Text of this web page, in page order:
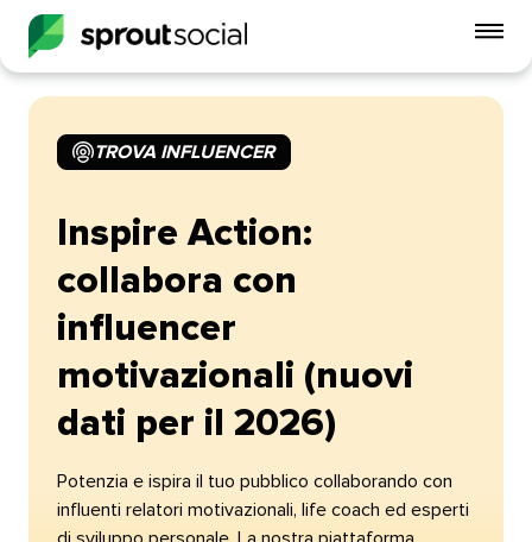
TROVA INFLUENCER​​
Inspire Action:
collabora con
influencer
motivazionali (nuovi
dati per il 2026)​​
Potenzia e ispira il tuo pubblico collaborando con
influenti relatori motivazionali, life coach ed esperti